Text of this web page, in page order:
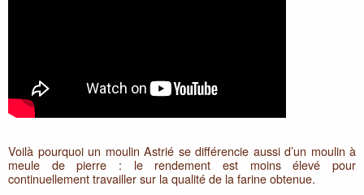
Voilà pourquoi un moulin Astrié se différencie aussi d’un moulin à
meule de pierre : le rendement est moins élevé pour
continuellement travailler sur la qualité de la farine obtenue.